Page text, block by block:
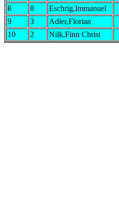
8
8 Eschrig,Immanuel
9
3 Adler,Florian
10
2 Nilk,Finn Christ